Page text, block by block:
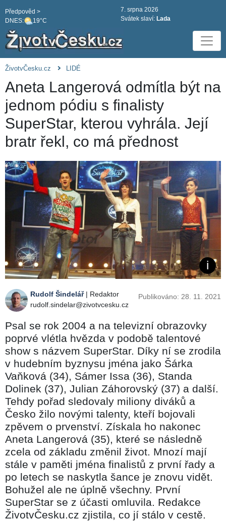
DNES: 19°C
Předpověd >
7. srpna 2026
Svátek slaví: Lada
ŽivotvČesku.cz LIDÉ
Aneta Langerová odmítla být na
jednom pódiu s finalisty
SuperStar, kterou vyhrála. Její
bratr řekl, co má přednost
Rudolf Šindelář| Redaktor
rudolf.sindelar@zivotvcesku.cz
Publikováno: 28. 11. 2021
Psal se rok 2004 a na televizní obrazovky
poprvé vlétla hvězda v podobě talentové
show s názvem SuperStar. Díky ní se zrodila
v hudebním byznysu jména jako Šárka
Vaňková (34), Sámer Issa (36), Standa
Dolinek (37), Julian Záhorovský (37) a další.
Tehdy pořad sledovaly miliony diváků a
Česko žilo novými talenty, kteří bojovali
zpěvem o prvenství. Získala ho nakonec
Aneta Langerová (35), které se následně
zcela od základu změnil život. Mnozí mají
stále v paměti jména finalistů z první řady a
po letech se naskytla šance je znovu vidět.
Bohužel ale ne úplně všechny. První
SuperStar se z účasti omluvila. Redakce
ŽivotvČesku.cz zjistila, co jí stálo v cestě.